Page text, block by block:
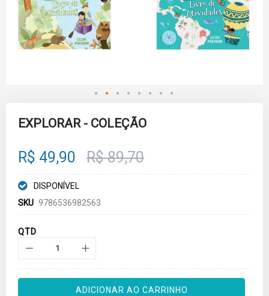
gallery
EXPLORAR - COLEÇÃO
R$ 49,90 R$ 89,70
DISPONÍVEL
SKU 9786536982563
QTD
ADICIONAR AO CARRINHO